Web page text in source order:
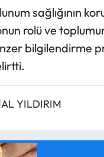
sağlığının
rolü ve
bilgilendirme
YILDIRIM